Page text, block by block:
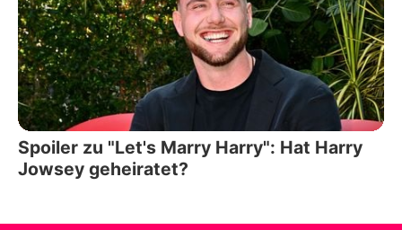
Spoiler zu "Let's Marry Harry": Hat Harry
Jowsey geheiratet?